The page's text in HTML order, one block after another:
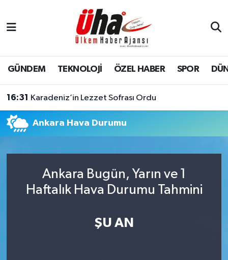
GÜNDEM TEKNOLOJİ ÖZEL HABER SPOR
16:31 Karadeniz’in Lezzet Sofrası Ordu
Ankara Hava Durumu
Ankara Bugün, Yarın ve 1
Haftalık Hava Durumu Tahmini
ŞU AN
İstanbul Nöbetçi Eczaneler
İstanbul Hava Durumu
Tüm Manşetler
Son Dakika Haberleri